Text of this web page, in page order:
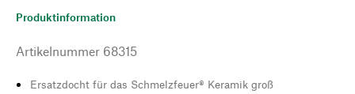
Produktinformation
Artikelnummer 68315
Ersatzdocht für das Schmelzfeuer® Keramik groß